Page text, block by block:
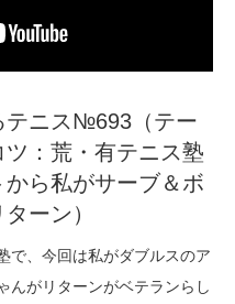
テニス№693（テー
：荒・有テニス塾
ら私がサーブ＆ボ
ーン）
で、今回は私がダブルスのア
んがリターンがベテランらし